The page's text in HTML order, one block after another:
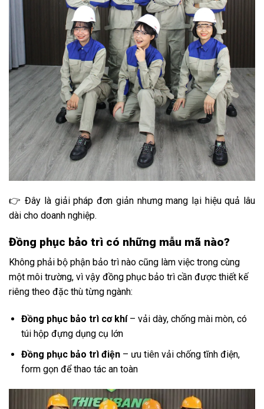
👉 Đây là giải pháp đơn giản nhưng mang lại hiệu quả lâu
dài cho doanh nghiệp.
Đồng phục bảo trì có những mẫu mã nào?
Không phải bộ phận bảo trì nào cũng làm việc trong cùng
một môi trường, vì vậy đồng phục bảo trì cần được thiết kế
riêng theo đặc thù từng ngành:
Đồng phục bảo trì cơ khí– vải dày, chống mài mòn, có
túi hộp đựng dụng cụ lớn
Đồng phục bảo trì điện– ưu tiên vải chống tĩnh điện,
form gọn để thao tác an toàn